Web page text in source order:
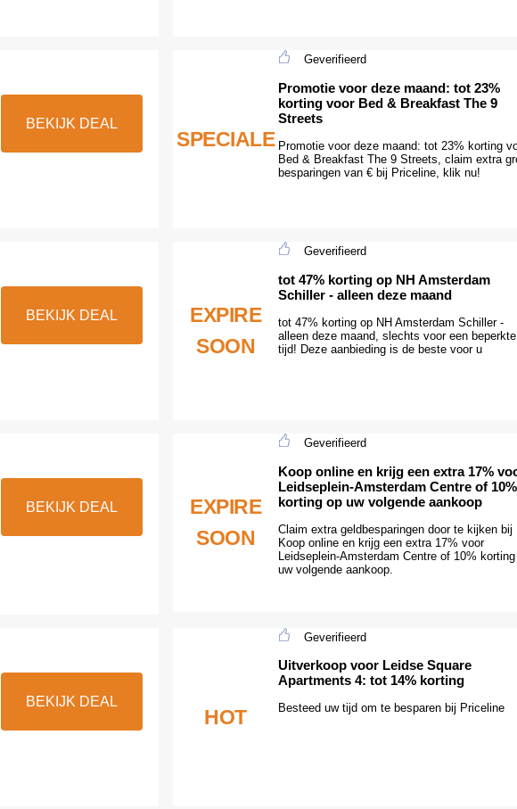
BEKIJK DEAL
SPECIALE
Geverifieerd
Promotie voor deze maand: tot 23%
korting voor Bed & Breakfast The 9
Streets
Promotie voor deze maand: tot 23% korting
Bed & Breakfast The 9 Streets, claim extra
besparingen van € bij Priceline, klik nu!
BEKIJK DEAL
EXPIRE
SOON
Geverifieerd
tot 47% korting op NH Amsterdam
Schiller - alleen deze maand
tot 47% korting op NH Amsterdam Schiller -
alleen deze maand, slechts voor een beperkte
tijd! Deze aanbieding is de beste voor u
BEKIJK DEAL
EXPIRE
SOON
Geverifieerd
Koop online en krijg een extra 17%
Leidseplein-Amsterdam Centre of 10%
korting op uw volgende aankoop
Claim extra geldbesparingen door te kijken bij
Koop online en krijg een extra 17% voor
Leidseplein-Amsterdam Centre of 10%
uw volgende aankoop.
BEKIJK DEAL
HOT
Geverifieerd
Uitverkoop voor Leidse Square
Apartments 4: tot 14% korting
Besteed uw tijd om te besparen bij Priceline